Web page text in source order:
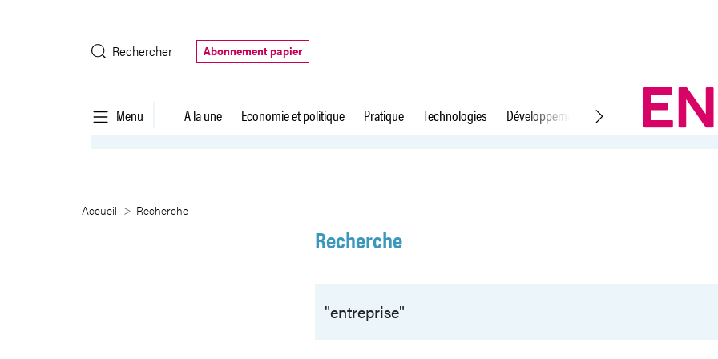
Rechercher
Abonnement papier
Menu A la une Economie et politique Pratique Technologies Développement durable Droit du travail
Recherche
Accueil Recherche
Recherche